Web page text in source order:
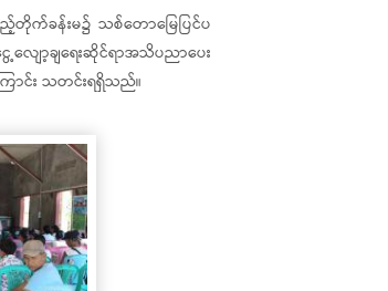
ည့်တိုက်ခန်းမ၌ သစ်တောမြေပြင်ပ
ျော့ချရေးဆိုင်ရာအသိပညာပေး
ောင်း သတင်းရရှိသည်။